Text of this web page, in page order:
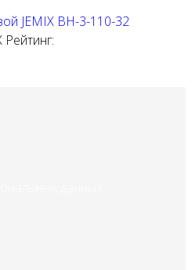
JEMIX ВН-3-110-32
Рейтинг: